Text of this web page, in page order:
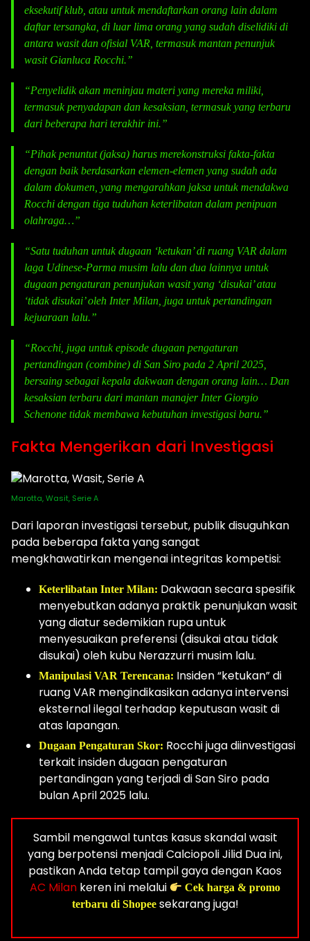
eksekutif klub, atau untuk mendaftarkan orang lain dalam
daftar tersangka, di luar lima orang yang sudah diselidiki di
antara wasit dan ofisial VAR, termasuk mantan penunjuk
wasit Gianluca Rocchi.”
“Penyelidik akan meninjau materi yang mereka miliki,
termasuk penyadapan dan kesaksian, termasuk yang terbaru
dari beberapa hari terakhir ini.”
“Pihak penuntut (jaksa) harus merekonstruksi fakta-fakta
dengan baik berdasarkan elemen-elemen yang sudah ada
dalam dokumen, yang mengarahkan jaksa untuk mendakwa
Rocchi dengan tiga tuduhan keterlibatan dalam penipuan
olahraga…”
“Satu tuduhan untuk dugaan ‘ketukan’ di ruang VAR dalam
laga Udinese-Parma musim lalu dan dua lainnya untuk
dugaan pengaturan penunjukan wasit yang ‘disukai’ atau
‘tidak disukai’ oleh Inter Milan, juga untuk pertandingan
kejuaraan lalu.”
“Rocchi, juga untuk episode dugaan pengaturan
pertandingan (combine) di San Siro pada 2 April 2025,
bersaing sebagai kepala dakwaan dengan orang lain… Dan
kesaksian terbaru dari mantan manajer Inter Giorgio
Schenone tidak membawa kebutuhan investigasi baru.”
Fakta Mengerikan dari Investigasi
Marotta, Wasit, Serie A
Dari laporan investigasi tersebut, publik disuguhkan
pada beberapa fakta yang sangat
mengkhawatirkan mengenai integritas kompetisi:
Keterlibatan Inter Milan: Dakwaan secara spesifik
menyebutkan adanya praktik penunjukan wasit
yang diatur sedemikian rupa untuk
menyesuaikan preferensi (disukai atau tidak
disukai) oleh kubu Nerazzurri musim lalu.
Manipulasi VAR Terencana: Insiden “ketukan” di
ruang VAR mengindikasikan adanya intervensi
eksternal ilegal terhadap keputusan wasit di
atas lapangan.
Dugaan Pengaturan Skor: Rocchi juga diinvestigasi
terkait insiden dugaan pengaturan
pertandingan yang terjadi di San Siro pada
bulan April 2025 lalu.
Sambil mengawal tuntas kasus skandal wasit
yang berpotensi menjadi Calciopoli Jilid Dua ini,
pastikan Anda tetap tampil gaya dengan Kaos
AC Milankeren ini melalui
Cek harga & promo
terbaru di Shopeesekarang juga!